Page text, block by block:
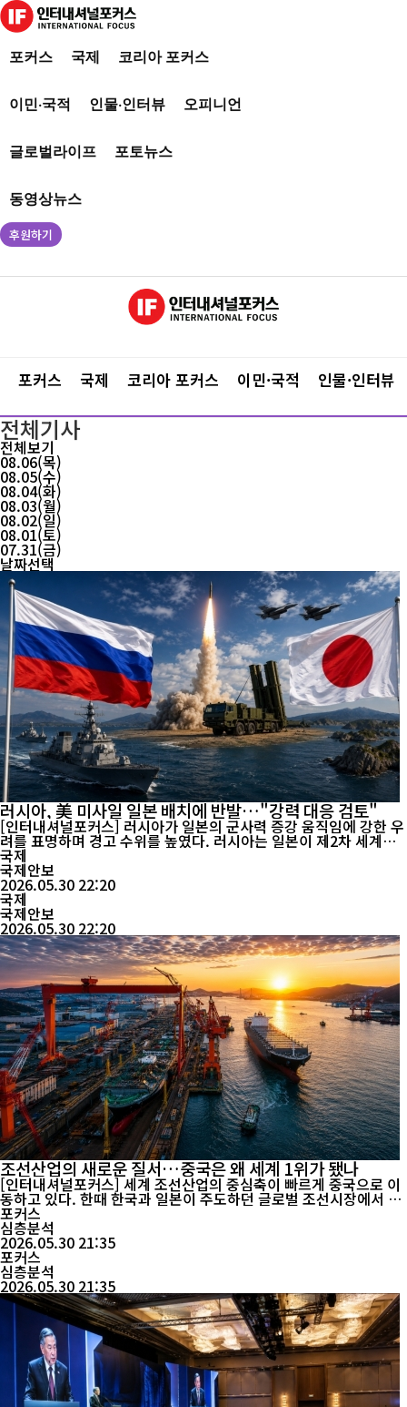
포커스 국제 코리아 포커스
이민·국적 인물·인터뷰 오피니언
글로벌라이프 포토뉴스
동영상뉴스
후원하기
포커스 국제 코리아 포커스 이민·국적 인물·인터뷰
전체기사
전체보기
08.06(목)
08.05(수)
08.04(화)
08.03(월)
08.02(일)
08.01(토)
07.31(금)
날짜선택
러시아, 美 미사일 일본 배치에 반발…"강력 대응 검토"
[인터내셔널포커스] 러시아가 일본의 군사력 증강 움직임에 강한 우
려를 표명하며 경고 수위를 높였다. 러시아는 일본이 제2차 세계대
전 이후 유지해 온 평화주의 원칙에서 점차 벗어나고 있으며, 미국과
의 군사 협력 확대가 동북아 안보 환경을 불안정하게 만들 수 있다고
주장했다. 러시아 언론 보도에 따르면 러시아 국가안보회의 서기 세
르게이 쇼이구는 최근 열린 국제안보포럼에서 일본의 군사화 움직임
을 비판하며 "...
국제
국제안보
2026.05.30 22:20
국제
국제안보
2026.05.30 22:20
조선산업의 새로운 질서…중국은 왜 세계 1위가 됐나
[인터내셔널포커스] 세계 조선산업의 중심축이 빠르게 중국으로 이
동하고 있다. 한때 한국과 일본이 주도하던 글로벌 조선시장에서 중
국은 압도적인 생산능력과 공급망 경쟁력을 바탕으로 영향력을 확대
하고 있으며, 친환경 선박 분야에서도 존재감을 키우고 있다. 중국
조선업계와 국제 해운시장 자료에 따르면 올해 1분기 중국의 선박
건조량은 1,568만 DWT(재화중량톤수)로 전년 동기 대비 4...
포커스
심층분석
2026.05.30 21:35
포커스
심층분석
2026.05.30 21:35